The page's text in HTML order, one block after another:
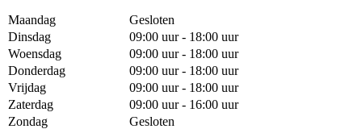
Maandag
Gesloten
Dinsdag
09:00 uur - 18:00 uur
Woensdag
09:00 uur - 18:00 uur
Donderdag
09:00 uur - 18:00 uur
Vrijdag
09:00 uur - 18:00 uur
Zaterdag
09:00 uur - 16:00 uur
Zondag
Gesloten